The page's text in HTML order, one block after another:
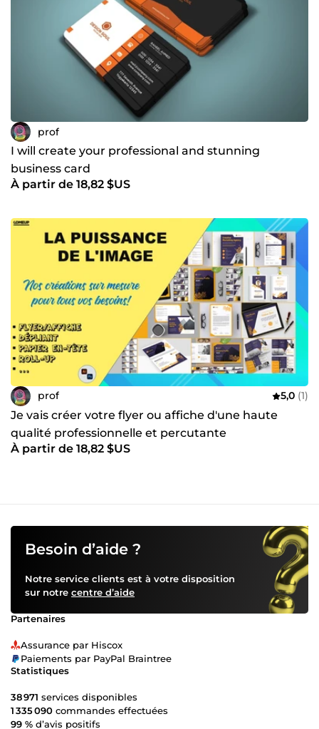
prof
I will create your professional and stunning
business card
À partir de 18,82 $US
prof 5,0 (1)
Je vais créer votre flyer ou affiche d'une haute
qualité professionnelle et percutante
À partir de 18,82 $US
Besoin d’aide ?
Notre service clients est à votre disposition
sur notre centre d’aide
Partenaires
Assurance par Hiscox
Paiements par PayPal Braintree
Statistiques
38 971 services disponibles
1 335 090 commandes effectuées
99 % d’avis positifs